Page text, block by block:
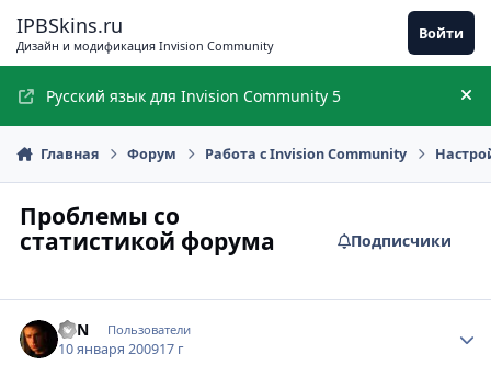
IPBSkins.ru
Дизайн и модификация Invision Community
Войти
Русский язык для Invision Community 5
Главная Форум Работа с Invision Community
Проблемы со
статистикой форума
Подписчики
EVN Пользователи
10 января 200917 г